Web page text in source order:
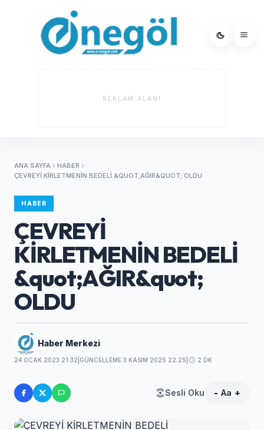
REKLAM ALANI
ANA SAYFA
HABER
ÇEVREYİ KİRLETMENİN BEDELİ &QUOT;AĞIR&QUOT; OLDU
HABER
ÇEVREYİ
KİRLETMENİN BEDELİ
&quot;AĞIR&quot;
OLDU
Haber Merkezi
24 OCAK 2023 21:32 GÜNCELLEME 3 KASIM 2025 22:25 2 DK
Sesli Oku - Aa +